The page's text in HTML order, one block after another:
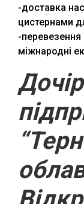
-доставка
цистернами
-
міжнародні